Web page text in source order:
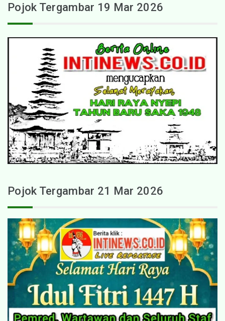
Pojok Tergambar 19 Mar 2026
Pojok Tergambar 21 Mar 2026